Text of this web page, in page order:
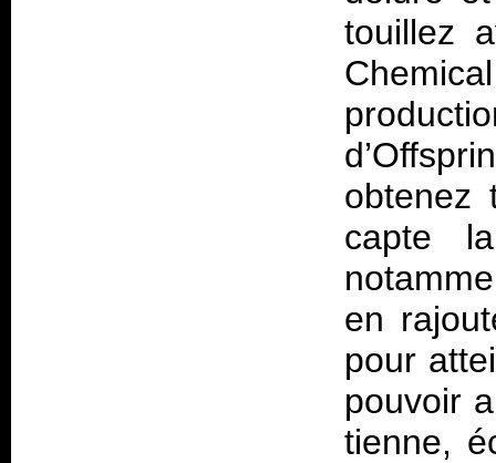
touillez
obtenez
capte
en
pour
pouvoir
tienne,